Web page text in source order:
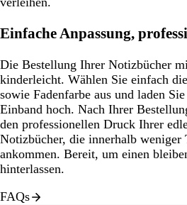
Einfache Anpassung,
Die Bestellung Ihrer Notizbücher
kinderleicht. Wählen Sie einfach
sowie Fadenfarbe aus und laden
Einband hoch. Nach Ihrer
den professionellen Druck Ihrer
Notizbücher, die innerhalb weniger
ankommen. Bereit, um einen
hinterlassen.
FAQs